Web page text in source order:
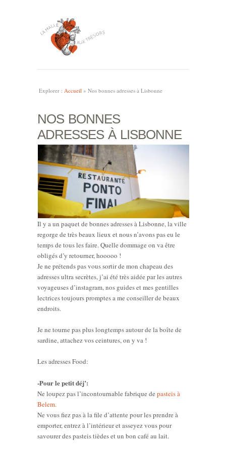
Explorer : Accueil » Nos bonnes adresses à Lisbonne
NOS BONNES
ADRESSES À LISBONNE
Il y a un paquet de bonnes adresses à Lisbonne, la ville
regorge de très beaux lieux et nous n’avons pas eu le
temps de tous les faire. Quelle dommage on va être
obligés d’y retourner, hooooo !
Je ne prétends pas vous sortir de mon chapeau des
adresses ultra secrètes, j’ai été très aidée par les autres
voyageuses d’instagram, nos guides et mes gentilles
lectrices toujours promptes a me conseiller de beaux
endroits.
Je ne tourne pas plus longtemps autour de la boîte de
sardine, attachez vos ceintures, on y va !
Les adresses Food:
-Pour le petit déj’:
Ne loupez pas l’incontournable fabrique de pasteis à
Belem.
Ne vous fiez pas à la file d’attente pour les prendre à
emporter, entrez à l’intérieur et asseyez vous pour
savourer des pasteis tièdes et un bon café au lait.